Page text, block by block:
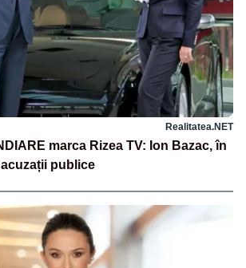
Realitatea.NET
marca Rizea TV: Ion Bazac, în
publice